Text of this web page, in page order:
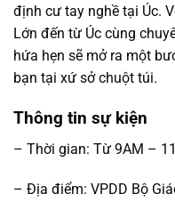
định cư tay nghề tại Úc.
Lớn đến từ Úc cùng
hứa hẹn sẽ mở ra một
bạn tại xứ sở chuột túi.
Thông tin sự kiện
– Thời gian: Từ 9AM –
– Địa điểm: VPDD Bộ